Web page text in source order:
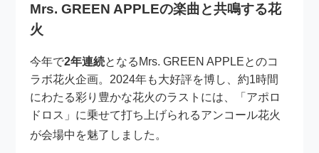
Mrs. GREEN APPLEの楽曲と共鳴する花
火
今年で2年連続となるMrs. GREEN APPLEとのコ
ラボ花火企画。2024年も大好評を博し、約1時間
にわたる彩り豊かな花火のラストには、「アポロ
ドロス」に乗せて打ち上げられるアンコール花火
が会場中を魅了しました。